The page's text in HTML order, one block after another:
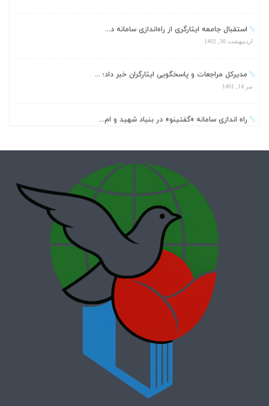
استقبال جامعه ایثارگری از راه‌اندازی سامانه د...
اردیبهشت 30, 1402
مدیرکل مراجعات و پاسخگویی ایثارگران خبر داد؛ ...
تیر 14, 1401
راه اندازی سامانه «گفتینو» در بنیاد شهید و ام...